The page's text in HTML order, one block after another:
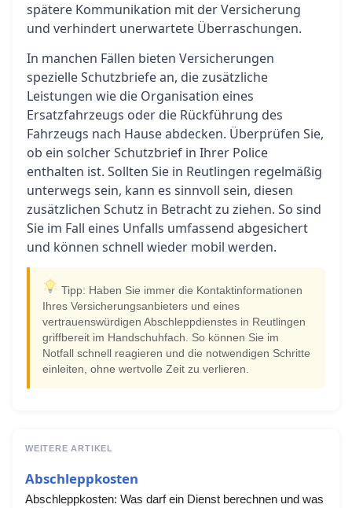
spätere Kommunikation mit der Versicherung
und verhindert unerwartete Überraschungen.
In manchen Fällen bieten Versicherungen
spezielle Schutzbriefe an, die zusätzliche
Leistungen wie die Organisation eines
Ersatzfahrzeugs oder die Rückführung des
Fahrzeugs nach Hause abdecken. Überprüfen Sie,
ob ein solcher Schutzbrief in Ihrer Police
enthalten ist. Sollten Sie in Reutlingen regelmäßig
unterwegs sein, kann es sinnvoll sein, diesen
zusätzlichen Schutz in Betracht zu ziehen. So sind
Sie im Fall eines Unfalls umfassend abgesichert
und können schnell wieder mobil werden.
Tipp: Haben Sie immer die Kontaktinformationen
Ihres Versicherungsanbieters und eines
vertrauenswürdigen Abschleppdienstes in Reutlingen
griffbereit im Handschuhfach. So können Sie im
Notfall schnell reagieren und die notwendigen Schritte
einleiten, ohne wertvolle Zeit zu verlieren.
WEITERE ARTIKEL
Abschleppkosten
Abschleppkosten: Was darf ein Dienst berechnen und was